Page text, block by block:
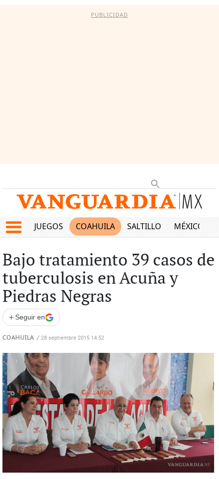
PUBLICIDAD
JUEGOS COAHUILA SALTILLO MÉXICO
Bajo tratamiento 39 casos de
tuberculosis en Acuña y
Piedras Negras
+ Seguir en
COAHUILA / 28 septiembre 2015 14:52